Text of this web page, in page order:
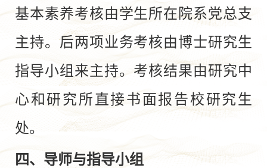
基本素养考核由学生所在院系党总支
主持。后两项业务考核由博士研究生
指导小组来主持。考核结果由研究中
心和研究所直接书面报告校研究生
处。
四、导师与指导小组